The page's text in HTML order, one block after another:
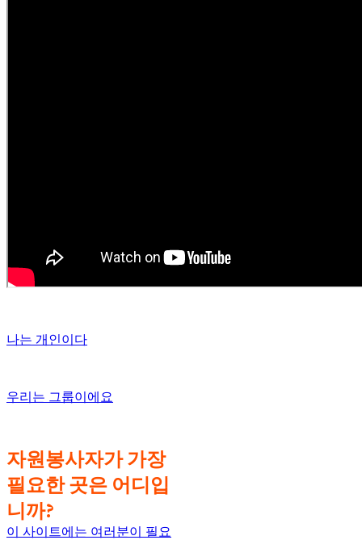
나는 개인이다
우리는 그룹이에요
자원봉사자가 가장
필요한 곳은 어디입
니까?
이 사이트에는 여러분이 필요